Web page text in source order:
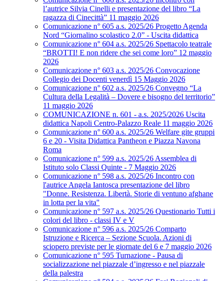
l’autrice Silvia Cinelli e presentazione del libro “La
ragazza di Cinecittà” 11 maggio 2026
Comunicazione n° 605 a.s. 2025/26 Progetto Agenda
Nord “Giornalino scolastico 2.0” - Uscita didattica
Comunicazione n° 604 a.s. 2025/26 Spettacolo teatrale
“BROTTI! E non ridere che sei come loro” 12 maggio
2026
Comunicazione n° 603 a.s. 2025/26 Convocazione
Collegio dei Docenti venerdì 15 Maggio 2026
Comunicazione n° 602 a.s. 2025/26 Convegno “La
Cultura della Legalità – Dovere e bisogno del territorio”
11 maggio 2026
COMUNICAZIONE n. 601 - a.s. 2025/2026 Uscita
didattica Napoli Centro-Palazzo Reale 11 maggio 2026
Comunicazione n° 600 a.s. 2025/26 Welfare gite gruppi
6 e 20 - Visita Didattica Pantheon e Piazza Navona
Roma
Comunicazione n° 599 a.s. 2025/26 Assemblea di
Istituto solo Classi Quinte - 7 Maggio 2026
Comunicazione n° 598 a.s. 2025/26 Incontro con
l'autrice Angela Iantosca presentazione del libro
"Donne. Resistenza. Libertà. Storie di ventuno afghane
in lotta per la vita"
Comunicazione n° 597 a.s. 2025/26 Questionario Tutti i
colori del libro - classi IV e V
Comunicazione n° 596 a.s. 2025/26 Comparto
Istruzione e Ricerca – Sezione Scuola. Azioni di
sciopero previste per le giornate del 6 e 7 maggio 2026
Comunicazione n° 595 Turnazione - Pausa di
socializzazione nel piazzale d’ingresso e nel piazzale
della palestra